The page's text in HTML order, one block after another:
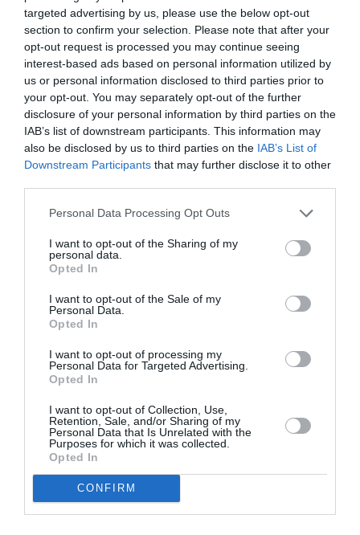
targeted advertising by us, please use the below opt-out
section to confirm your selection. Please note that after your
opt-out request is processed you may continue seeing
interest-based ads based on personal information utilized by
us or personal information disclosed to third parties prior to
your opt-out. You may separately opt-out of the further
disclosure of your personal information by third parties on the
IAB’s list of downstream participants. This information may
also be disclosed by us to third parties on the IAB’s List of
Downstream Participants that may further disclose it to other
Personal Data Processing Opt Outs
I want to opt-out of the Sharing of my
personal data.
Opted In
I want to opt-out of the Sale of my
Personal Data.
Opted In
I want to opt-out of processing my
Personal Data for Targeted Advertising.
Opted In
I want to opt-out of Collection, Use,
Retention, Sale, and/or Sharing of my
Personal Data that Is Unrelated with the
Purposes for which it was collected.
Opted In
CONFIRM
Tags
SOUL - HIP HOP - RNB
ΔΗΜΟΤΙΚΟ ΘΕΑΤΡΟ ΗΛΙΟΥΠΟΛΗΣ
ΣΥΝΑΥΛΙΕΣ 2021
ΦΕΣΤΙΒΑΛ ΗΛΙΟΥΠΟΛΗΣ
Newsletter
Κάθε βδομάδα στο e-mail σας τα τελευταία νέα για
την Τέχνη και τον Πολιτισμό!
Σχετικά Άρθρα
Η Ελεωνόρα
Ζουγανέλη για δύο
Festival επιστρέφει